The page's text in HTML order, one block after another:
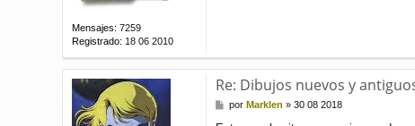
Mensajes: 7259
Registrado: 18 06 2010
Re: Dibujos nuevos y
M
por Marklen »30 08 2018